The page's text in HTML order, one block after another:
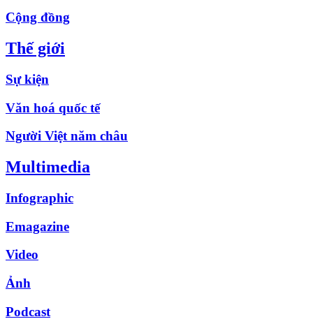
Cộng đồng
Thế giới
Sự kiện
Văn hoá quốc tế
Người Việt năm châu
Multimedia
Infographic
Emagazine
Video
Ảnh
Podcast